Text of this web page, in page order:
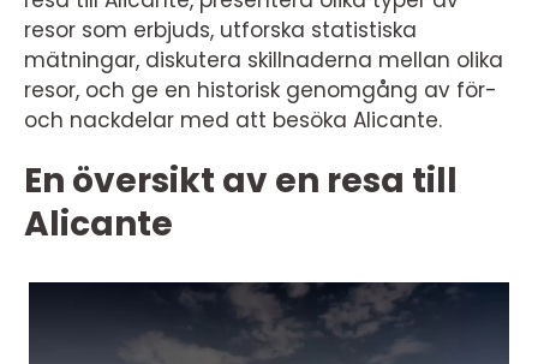
resor som erbjuds, utforska statistiska
mätningar, diskutera skillnaderna mellan olika
resor, och ge en historisk genomgång av för-
och nackdelar med att besöka Alicante.
En översikt av en resa till
Alicante